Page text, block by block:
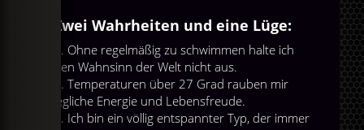
Zwei Wahrheiten und eine Lüge:
1. Ohne regelmäßig zu schwimmen halte ich
den Wahnsinn der Welt nicht aus.
2. Temperaturen über 27 Grad rauben mir
jegliche Energie und Lebensfreude.
3. Ich bin ein völlig entspannter Typ, der immer